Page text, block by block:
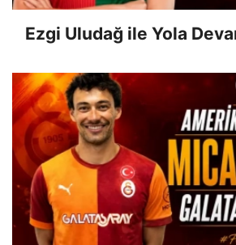
Ezgi Uludağ ile Yola